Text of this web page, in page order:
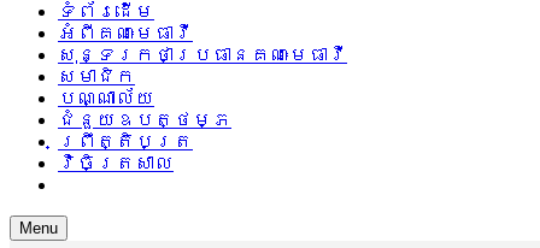
ទំព័រដើម
អំពីគណៈមេធាវី
សុន្ទរកថាប្រធានគណៈមេធាវី
សមាជិក
បណ្ណាល័យ
ជំនួយឧបត្ថម្ភ
ព្រឹត្តិបត្រ
វិចិត្រសាល
Menu